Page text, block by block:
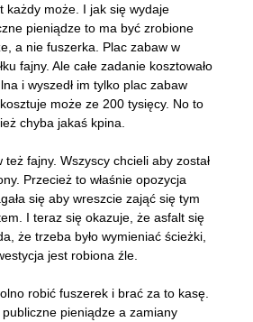
każdy może. I jak się wydaje
pieniądze to ma być zrobione
a nie fuszerka. Plac zabaw w
fajny. Ale całe zadanie kosztowało
i wyszedł im tylko plac zabaw
może ze 200 tysięcy. No to
chyba jakaś kpina.
też fajny. Wszyscy chcieli aby został
Przecież to właśnie opozycja
się aby wreszcie zająć się tym
I teraz się okazuje, że asfalt się
że trzeba było wymieniać ścieżki,
jest robiona źle.
robić fuszerek i brać za to kasę.
publiczne pieniądze a zamiany